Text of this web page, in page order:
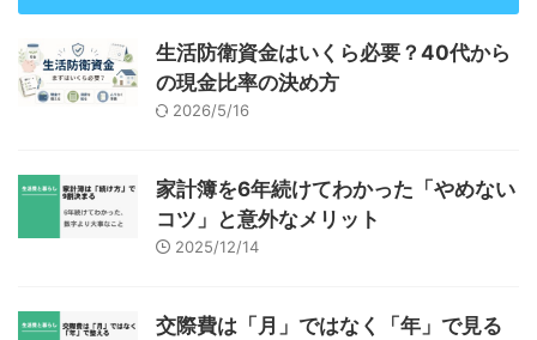
生活防衛資金はいくら必要？40代から
の現金比率の決め方
2026/5/16
家計簿を6年続けてわかった「やめない
コツ」と意外なメリット
2025/12/14
交際費は「月」ではなく「年」で見る